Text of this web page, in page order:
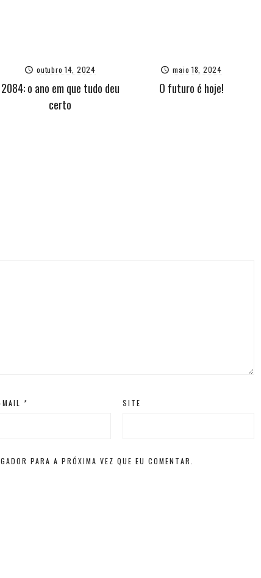
outubro 14, 2024
2084: o ano em que tudo deu
certo
maio 18, 2024
O futuro é hoje!
MAIL * SITE
PARA A PRÓXIMA VEZ QUE EU COMENTAR.